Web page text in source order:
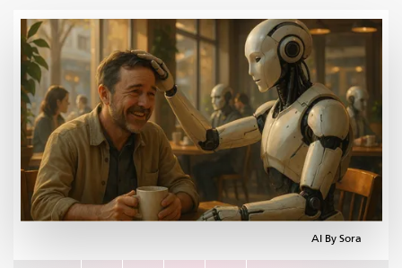
AI By Sora